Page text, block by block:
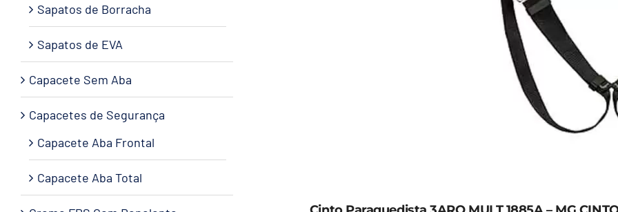
Sapatos de Borracha
Sapatos de EVA
Capacete Sem Aba
Capacetes de Segurança
Capacete Aba Frontal
Capacete Aba Total